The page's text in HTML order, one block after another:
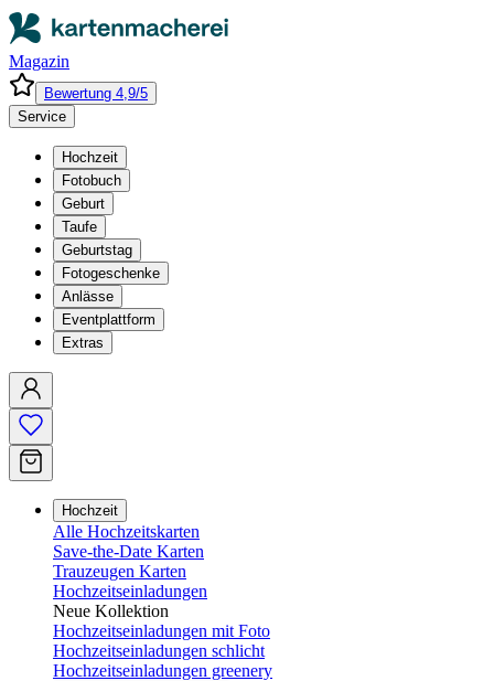
Magazin
Bewertung 4,9/5
Service
Hochzeit
Fotobuch
Geburt
Taufe
Geburtstag
Fotogeschenke
Anlässe
Eventplattform
Extras
Hochzeit
Alle Hochzeitskarten
Save-the-Date Karten
Trauzeugen Karten
Hochzeitseinladungen
Neue Kollektion
Hochzeitseinladungen mit Foto
Hochzeitseinladungen schlicht
Hochzeitseinladungen greenery